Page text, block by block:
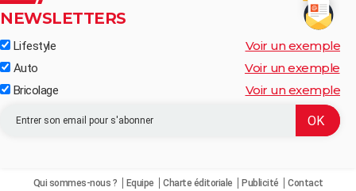
NEWSLETTERS
Lifestyle Voir un exemple
Auto Voir un exemple
Bricolage Voir un exemple
Qui sommes-nous ? Equipe Charte éditoriale Publicité
Contact